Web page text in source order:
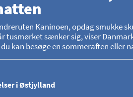
Kaninoen, opdag smukke
tusmørket sænker sig, viser
kan besøge en sommeraften eller
i Østjylland